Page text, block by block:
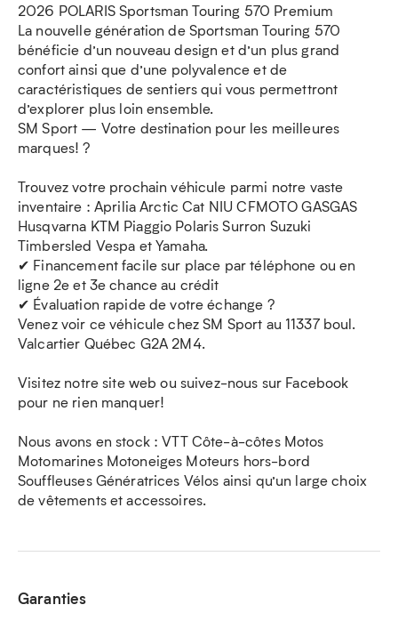
2026 POLARIS Sportsman Touring 570 Premium
La nouvelle génération de Sportsman Touring 570
bénéficie d’un nouveau design et d’un plus grand
confort ainsi que d’une polyvalence et de
caractéristiques de sentiers qui vous permettront
d’explorer plus loin ensemble.
SM Sport — Votre destination pour les meilleures
marques! ?
Trouvez votre prochain véhicule parmi notre vaste
inventaire : Aprilia Arctic Cat NIU CFMOTO GASGAS
Husqvarna KTM Piaggio Polaris Surron Suzuki
Timbersled Vespa et Yamaha.
✔ Financement facile sur place par téléphone ou en
ligne 2e et 3e chance au crédit
✔ Évaluation rapide de votre échange ?
Venez voir ce véhicule chez SM Sport au 11337 boul.
Valcartier Québec G2A 2M4.
Visitez notre site web ou suivez-nous sur Facebook
pour ne rien manquer!
Nous avons en stock : VTT Côte-à-côtes Motos
Motomarines Motoneiges Moteurs hors-bord
Souffleuses Génératrices Vélos ainsi qu’un large choix
de vêtements et accessoires.
Garanties